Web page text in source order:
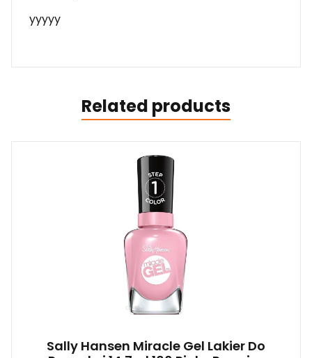
yyyyy
Related products
Sally Hansen Miracle Gel Lakier Do